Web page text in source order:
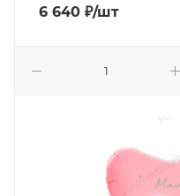
6 640 ₽/шт